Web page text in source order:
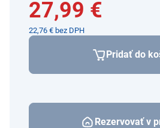
27,99 €
22,76 € bez DPH
Pridať do
Rezervovať v